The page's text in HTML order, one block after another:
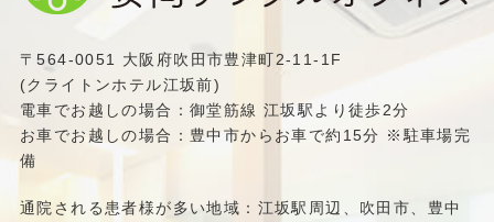
〒564-0051 大阪府吹田市豊津町2-11-1F
(クライトンホテル江坂前)
電車でお越しの場合：御堂筋線 江坂駅より徒歩2分
お車でお越しの場合：豊中市からお車で約15分 ※駐車場完
備
通院される患者様が多い地域：江坂駅周辺、吹田市、豊中